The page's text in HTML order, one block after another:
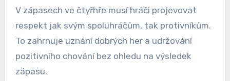
V zápasech ve čtyřhře musí hráči projevovat
respekt jak svým spoluhráčům, tak protivníkům.
To zahrnuje uznání dobrých her a udržování
pozitivního chování bez ohledu na výsledek
zápasu.